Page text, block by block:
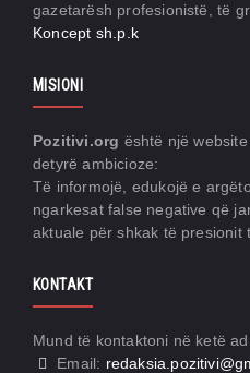
gazetarësh profesionistë, të
Koncept sh.p.k
MISIONI
Pozitivi.org është një
detyrë ambicioze:
Të informojë, edukojë e
ngarkesat false negative që
aktuale për shkak të presionit
KONTAKT
Mund të kontaktoni në ketë
Email: